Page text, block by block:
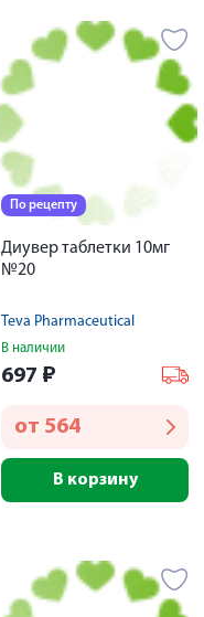
По рецепту
Диувер таблетки 10мг
№20
Teva Pharmaceutical
В наличии
697 ₽
от 564
В корзину